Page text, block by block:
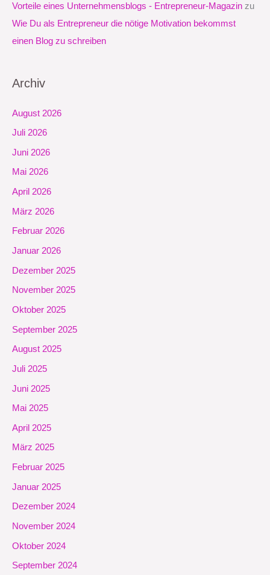
Vorteile eines Unternehmensblogs - Entrepreneur-Magazin zu
Wie Du als Entrepreneur die nötige Motivation bekommst
einen Blog zu schreiben
Archiv
August 2026
Juli 2026
Juni 2026
Mai 2026
April 2026
März 2026
Februar 2026
Januar 2026
Dezember 2025
November 2025
Oktober 2025
September 2025
August 2025
Juli 2025
Juni 2025
Mai 2025
April 2025
März 2025
Februar 2025
Januar 2025
Dezember 2024
November 2024
Oktober 2024
September 2024